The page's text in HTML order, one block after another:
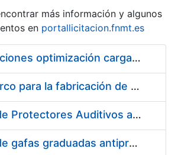
más información y algunos
en portallicitacion.fnmt.es
Pliego condiciones optimización cargas compras firmado
Acuerdo marco para la fabricación de piezas
Suministro de Protectores Auditivos a medida para las personas trabajadoras de los Centros de Trabajo de Madrid y Burgos
Suministro de gafas graduadas antiproyecciones para los trabajadores de la FNMT-RCM en los centros de trabajo de Madrid y Burgos